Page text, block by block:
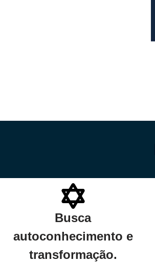
Busca
autoconhecimento e
transformação.